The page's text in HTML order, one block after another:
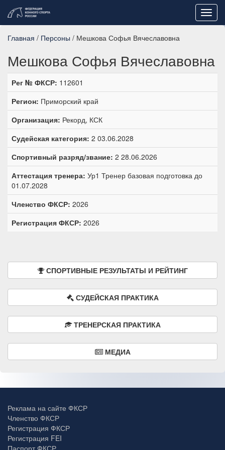
Главная / Персоны / Мешкова Софья Вячеславовна
Мешкова Софья Вячеславовна
Рег № ФКСР: 112601
Регион: Приморский край
Организация: Рекорд, КСК
Судейская категория: 2 03.06.2028
Спортивный разряд/звание: 2 28.06.2026
Аттестация тренера: Ур1 Тренер базовая подготовка до
01.07.2028
Членство ФКСР: 2026
Регистрация ФКСР: 2026
СПОРТИВНЫЕ РЕЗУЛЬТАТЫ И РЕЙТИНГ
СУДЕЙСКАЯ ПРАКТИКА
ТРЕНЕРСКАЯ ПРАКТИКА
МЕДИА
Реклама на сайте ФКСР
Членство ФКСР
Регистрация ФКСР
Регистрация FEI
Паспорт ФКСР